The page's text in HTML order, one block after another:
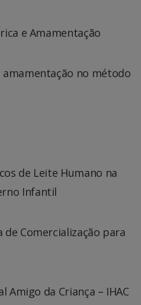
e Amamentação
amamentação no método
de Leite Humano na
Infantil
Comercialização para
da Criança – IHAC